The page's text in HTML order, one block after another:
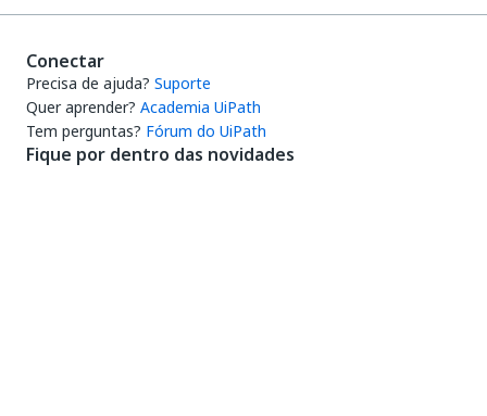
Conectar
Precisa de ajuda? Suporte
Quer aprender? Academia UiPath
Tem perguntas? Fórum do UiPath
Fique por dentro das novidades